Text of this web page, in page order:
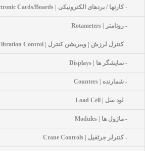
- کارتها / بردهای الکترونیکی | Electronic Cards/Boards
- روتامتر | Rotameters
- کنترل لرزش | ویبریشن کنترل | Vibration Control
- نمایشگر ها | Displays
- شمارنده | Counters
- لود سل | Load Cell
- ماژول ها | Modules
- کنترلر جرثقیل | Crane Controls